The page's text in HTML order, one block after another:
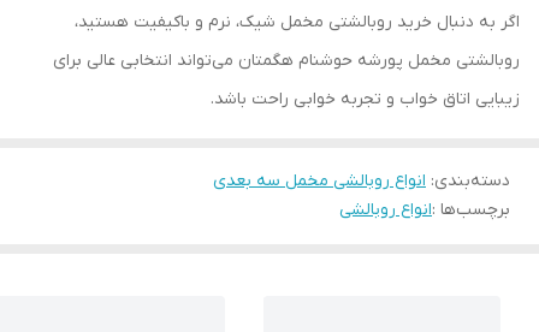
اگر به دنبال خرید روبالشتی مخمل شیک، نرم و باکیفیت هستید،
روبالشتی مخمل پورشه حوشنام هگمتان می‌تواند انتخابی عالی برای
زیبایی اتاق خواب و تجربه خوابی راحت باشد.
دسته‌بندی: انواع روبالشی مخمل سه بعدی
برچسب‌ها :انواع روبالشی